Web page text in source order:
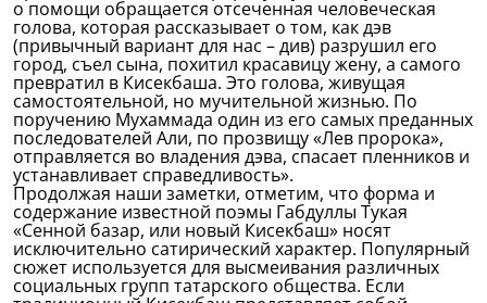
о помощи обращается отсеченная человеческая
голова, которая рассказывает о том, как дэв
(привычный вариант для нас – див) разрушил его
город, съел сына, похитил красавицу жену, а самого
превратил в Кисекбаша. Это голова, живущая
самостоятельной, но мучительной жизнью. По
поручению Мухаммада один из его самых преданных
последователей Али, по прозвищу «Лев пророка»,
отправляется во владения дэва, спасает пленников и
устанавливает справедливость».
Продолжая наши заметки, отметим, что форма и
содержание известной поэмы Габдуллы Тукая
«Сенной базар, или новый Кисекбаш» носят
исключительно сатирический характер. Популярный
сюжет используется для высмеивания различных
социальных групп татарского общества. Если